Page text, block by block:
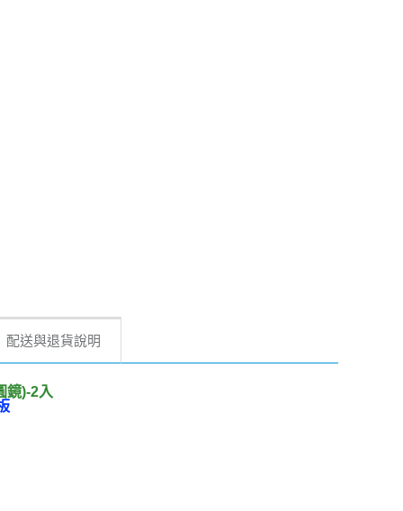
配送與退貨說明
鏡)-2入